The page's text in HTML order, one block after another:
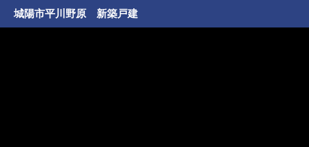
城陽市平川野原 新築戸建